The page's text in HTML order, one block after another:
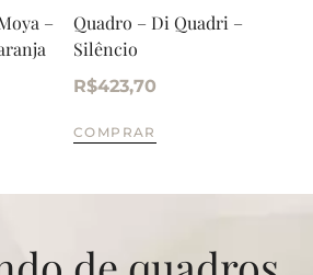
–
Quadro – Di Quadri –
Silêncio
R$423,70
COMPRAR